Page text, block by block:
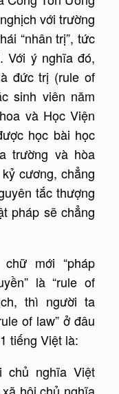
với trường
“nhân trị”, tức
Với ý nghĩa đó,
đức trị (rule of
sinh viên năm
và Học Viện
học bài học
trường và hòa
cương, chẳng
tắc thượng
pháp sẽ chẳng
mới “pháp
là “rule of
thì người ta
of law” ở đâu
tiếng Việt là:
chủ nghĩa Việt